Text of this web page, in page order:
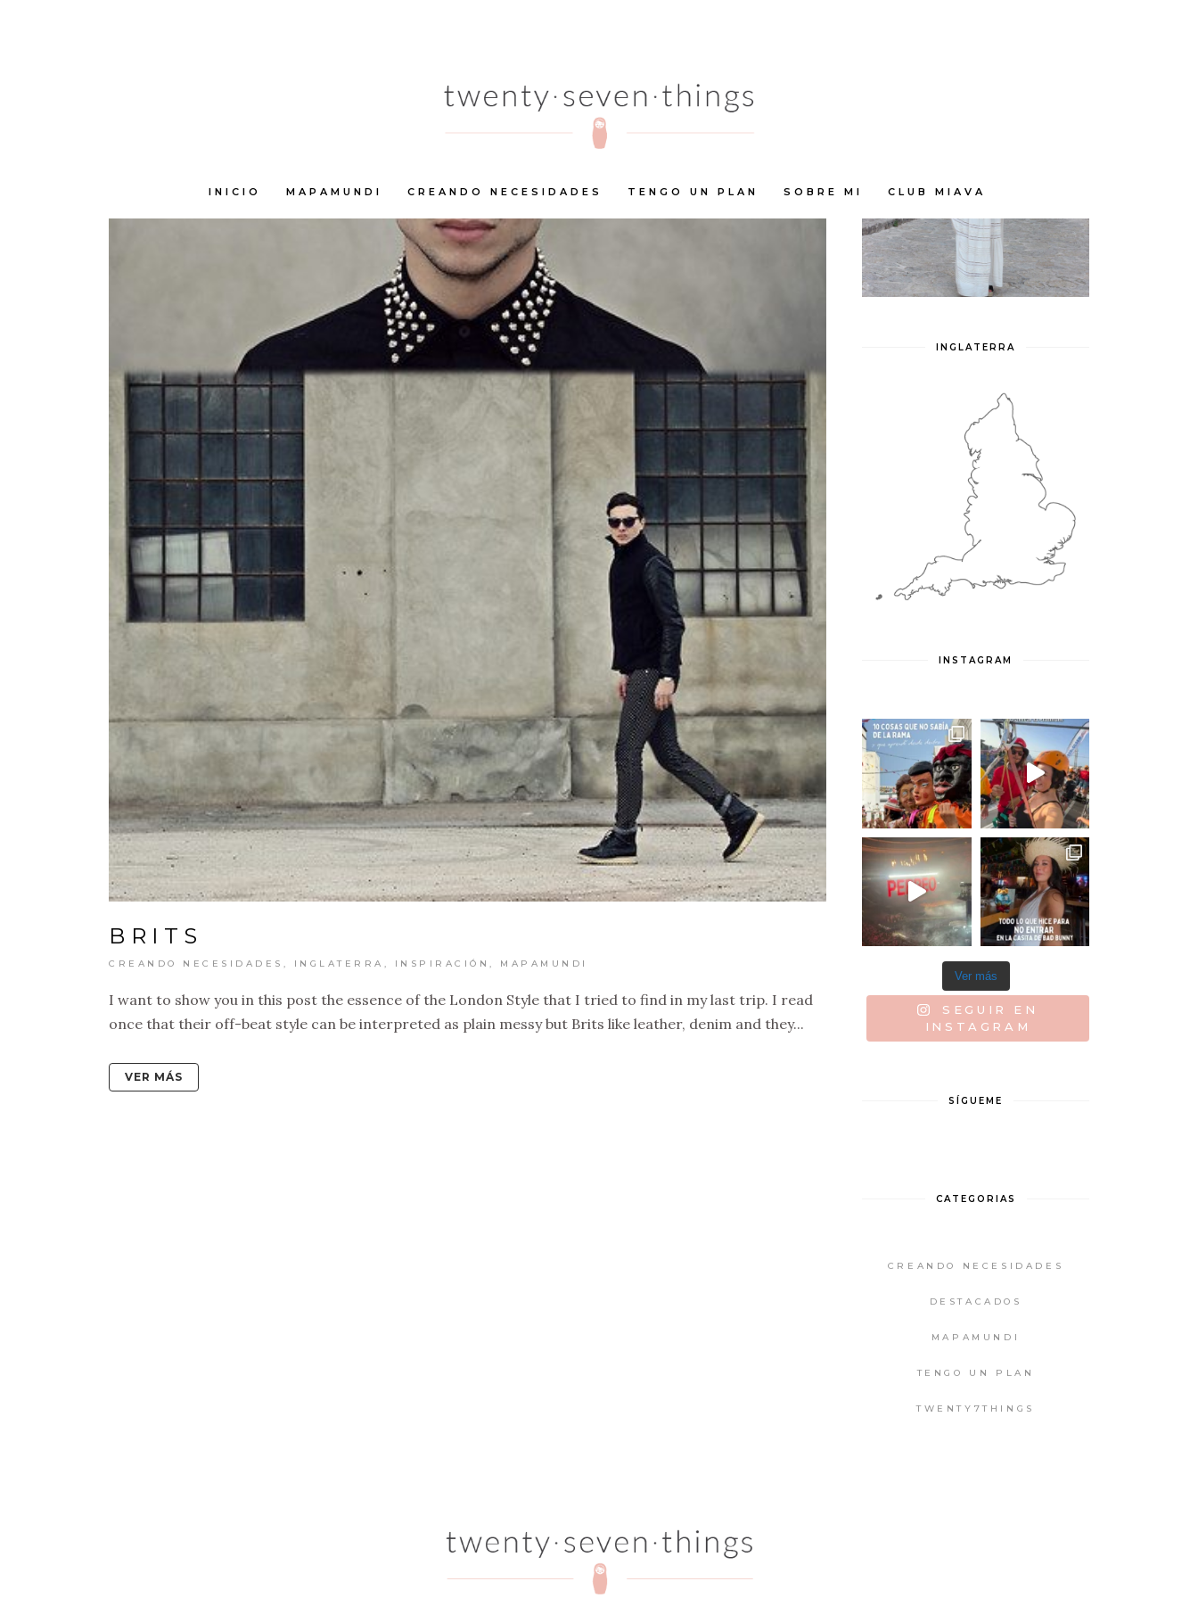
INICIO MAPAMUNDI CREANDO NECESIDADES TENGO UN PLAN SOBRE MI CLUB MIAVA
BRITS
CREANDO NECESIDADES , INGLATERRA , INSPIRACIÓN , MAPAMUNDI
I want to show you in this post the essence of the London Style that I tried to find in my last trip. I read
once that their off-beat style can be interpreted as plain messy but Brits like leather, denim and they...
VER MÁS
INGLATERRA
INSTAGRAM
Ver más
SEGUIR EN
INSTAGRAM
SÍGUEME
CATEGORIAS
CREANDO NECESIDADES
DESTACADOS
MAPAMUNDI
TENGO UN PLAN
TWENTY7THINGS